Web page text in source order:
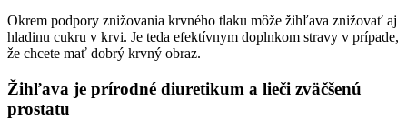
Okrem podpory znižovania krvného tlaku môže žihľava znižovať aj
hladinu cukru v krvi. Je teda efektívnym doplnkom stravy v prípade,
že chcete mať dobrý krvný obraz.
Žihľava je prírodné diuretikum a lieči zväčšenú
prostatu